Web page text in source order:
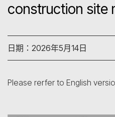
construction site
日期：2026年5月14日
Please rerfer to English